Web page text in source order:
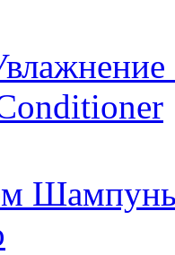
Шампунь